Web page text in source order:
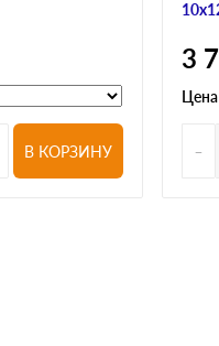
В КОРЗИНУ
3
Цена
-